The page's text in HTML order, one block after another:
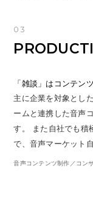
03
「雑談」はコンテン
主に企業を対象とし
ームと連携した音声
す。 また自社でも積
で、音声マーケット
音声コンテンツ制作／コン